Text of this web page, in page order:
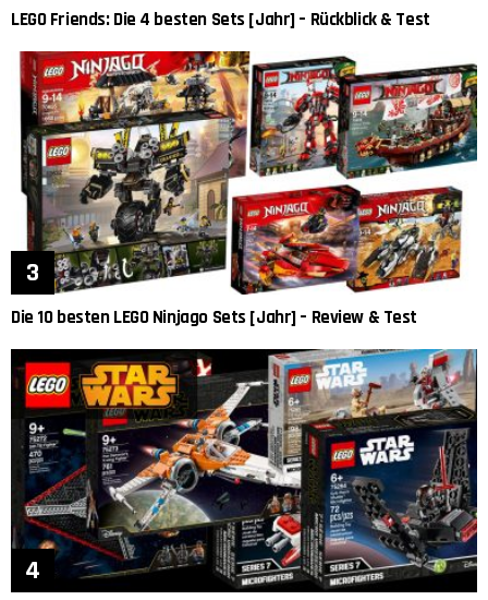
LEGO Friends: Die 4 besten Sets [Jahr] – Rückblick & Test
Die 10 besten LEGO Ninjago Sets [Jahr] – Review & Test